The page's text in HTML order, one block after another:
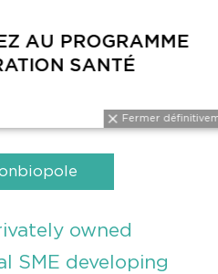
CANDIDATEZ
owned
SME developing